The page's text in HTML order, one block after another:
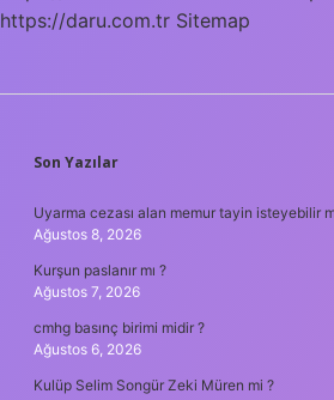
https://daru.com.tr Sitemap
SIDEBAR
Son Yazılar
Uyarma cezası alan memur tayin isteyebilir
Ağustos 8, 2026
Kurşun paslanır mı ?
Ağustos 7, 2026
cmhg basınç birimi midir ?
Ağustos 6, 2026
Kulüp Selim Songür Zeki Müren mi ?